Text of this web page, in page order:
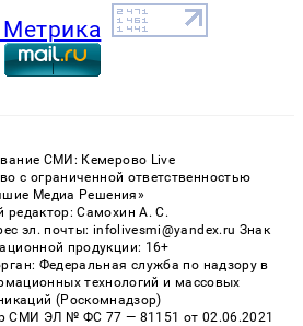
СМИ: Кемерово Live
с ограниченной ответственностью
Медиа Решения»
редактор: Самохин А. С.
эл. почты: infolivesmi@yandex.ru Знак
продукции: 16+
Федеральная служба по надзору в
технологий и массовых
(Роскомнадзор)
СМИ ЭЛ № ФС 77 — 81151 от 02.06.2021